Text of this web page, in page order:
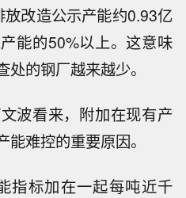
改造公示产能约0.93亿
能的50%以上。这意味
的钢厂越来越少。
波看来，附加在现有产
难控的重要原因。
指标加在一起每吨近千